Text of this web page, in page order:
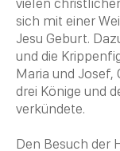
sich mit einer
Jesu Geburt.
und die
Maria und Josef,
drei Könige und
verkündete.
Den Besuch der